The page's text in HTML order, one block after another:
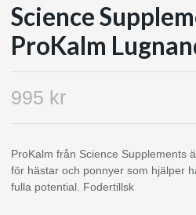
Science
ProKalm
995 kr
ProKalm från Science Supplements
för hästar och ponnyer som hjälper
fulla potential. Fodertillsk